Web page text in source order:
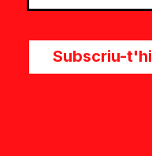
Subscriu-t'hi